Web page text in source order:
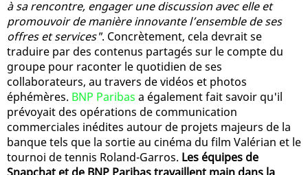
à sa rencontre, engager une discussion avec elle et
promouvoir de manière innovante l’ensemble de ses
offres et services". Concrètement, cela devrait se
traduire par des contenus partagés sur le compte du
groupe pour raconter le quotidien de ses
collaborateurs, au travers de vidéos et photos
éphémères. BNP Paribas a également fait savoir qu'il
prévoyait des opérations de communication
commerciales inédites autour de projets majeurs de la
banque tels que la sortie au cinéma du film Valérian et le
tournoi de tennis Roland-Garros. Les équipes de